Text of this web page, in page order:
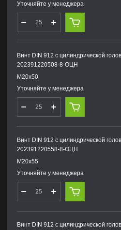
Уточняйте у менеджера
Винт DIN 912 с цилиндрической
202391220508-8-ОЦН
М20х50
Уточняйте у менеджера
Винт DIN 912 с цилиндрической
202391220558-8-ОЦН
М20х55
Уточняйте у менеджера
Винт DIN 912 с цилиндрической